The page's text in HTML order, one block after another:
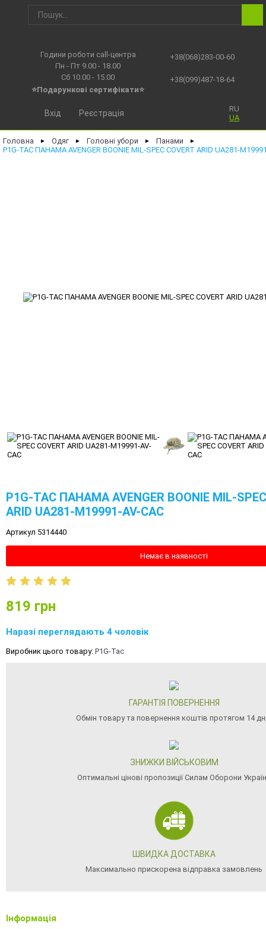
Години роботи call-центра
Пн - Пт 9.00 - 18.00
Сб 10.00 - 15.00
⭐Подарункові сертифікати⭐
+38(068)283-00-60
+38(099)487-18-64
RU
UA
Вхід Реєстрація
Головна ► Одяг ► Головні убори ► Панами ►
P1G-TAC ПАНАМА AVENGER BOONIE MIL-SPEC COVERT ARID UA281-
P1G-TAC ПАНАМА AVENGER BOONIE MIL-
ARID UA281-M19991-AV-CAC
Артикул 5314440
Немає в наявності
819 грн
Наразі переглядають 4 чоловік
Виробник цього товару: P1G-Tac
ГАРАНТІЯ ПОВЕРНЕННЯ
Обмін товару та повернення коштів протягом 14
ЗНИЖКИ ВІЙСЬКОВИМ
Оптимальні цінові пропозиції Силам Оборони
ШВИДКА ДОСТАВКА
Максимально прискорена відправка замовлень
Інформація